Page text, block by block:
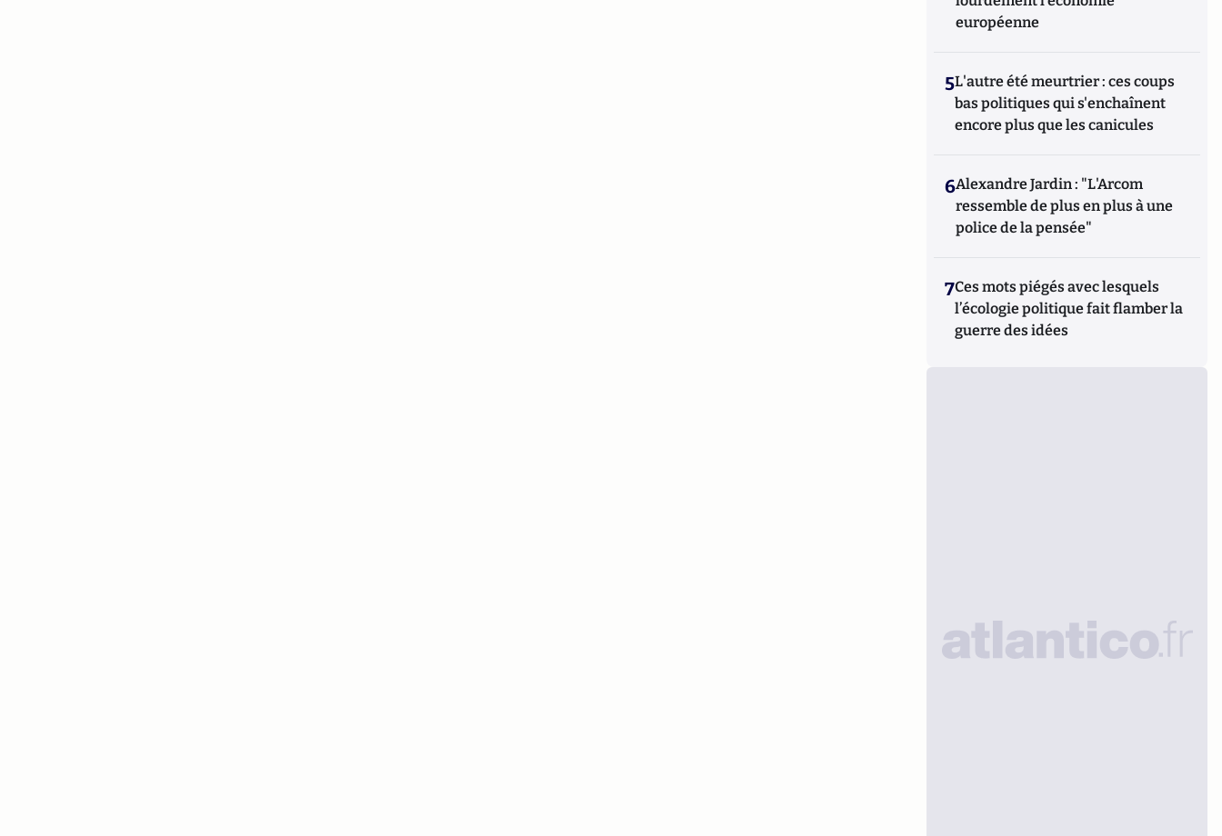
européenne
5L'autre été meurtrier : ces coups
bas politiques qui s'enchaînent
encore plus que les canicules
6Alexandre Jardin : "L'Arcom
ressemble de plus en plus à une
police de la pensée"
7Ces mots piégés avec lesquels
l’écologie politique fait flamber la
guerre des idées